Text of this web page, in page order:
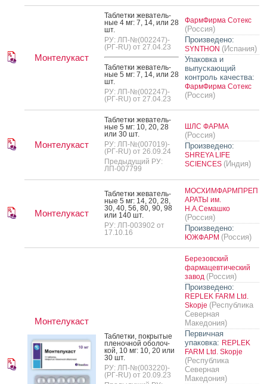
Монтелукаст
Таб­летки же­ватель­
ные 4 мг: 7, 14, или 28
шт.
РУ: ЛП-№(002247)-
(РГ-RU) от 27.04.23
Таб­летки же­ватель­
ные 5 мг: 7, 14, или 28
шт.
РУ: ЛП-№(002247)-
(РГ-RU) от 27.04.23
ФармФирма Сотекс
(Россия)
Произведено:
SYNTHON (Испания)
Упаковка и
выпускающий
контроль качества:
ФармФирма Сотекс
(Россия)
Монтелукаст
Таб­летки же­ватель­
ные 5 мг: 10, 20, 28
или 30 шт.
РУ: ЛП-№(007019)-
(РГ-RU) от 26.09.24
Предыдущий РУ:
ЛП-007799
ШЛС ФАРМА
(Россия)
Произведено:
SHREYA LIFE
SCIENCES (Индия)
Монтелукаст
Таб­летки же­ватель­
ные 5 мг: 14, 20, 28,
30, 40, 56, 80, 90, 98
или 140 шт.
РУ: ЛП-003902 от
17.10.16
МОСХИМФАРМПРЕП
АРАТЫ им.
Н.А.Семашко
(Россия)
Произведено:
ЮЖФАРМ (Россия)
Монтелукаст
Таб­летки, пок­ры­тые
пле­ноч­ной обо­лоч­
кой, 10 мг: 10, 20 или
30 шт.
РУ: ЛП-№(003220)-
(РГ-RU) от 20.09.23
Березовский
фармацевтический
завод (Россия)
Произведено:
REPLEK FARM Ltd.
Skopje (Республика
Северная
Македония)
Первичная
упаковка: REPLEK
FARM Ltd. Skopje
(Республика
Северная
Македония)